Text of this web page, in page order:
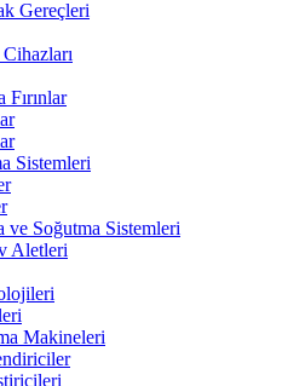
Gereçleri
Sistemleri
ve Soğutma Sistemleri
Aletleri
Makineleri